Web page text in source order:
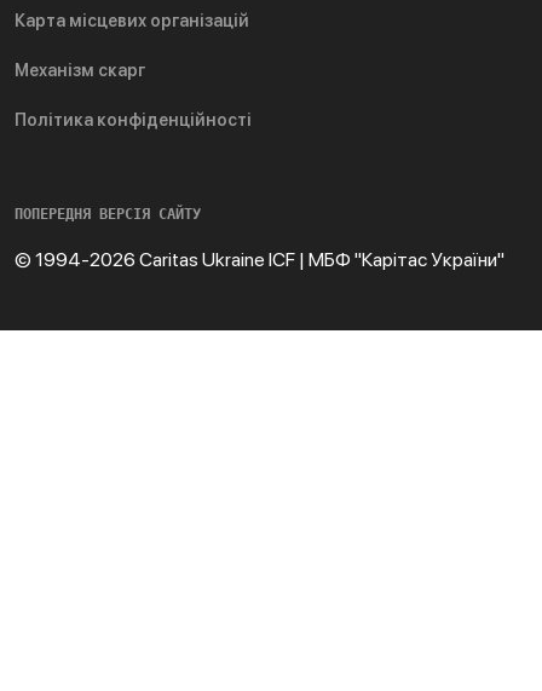
Карта місцевих організацій
Механізм скарг
Політика конфіденційності
ПОПЕРЕДНЯ ВЕРСІЯ САЙТУ
© 1994-2026 Caritas Ukraine ICF | МБФ "Карітас України"